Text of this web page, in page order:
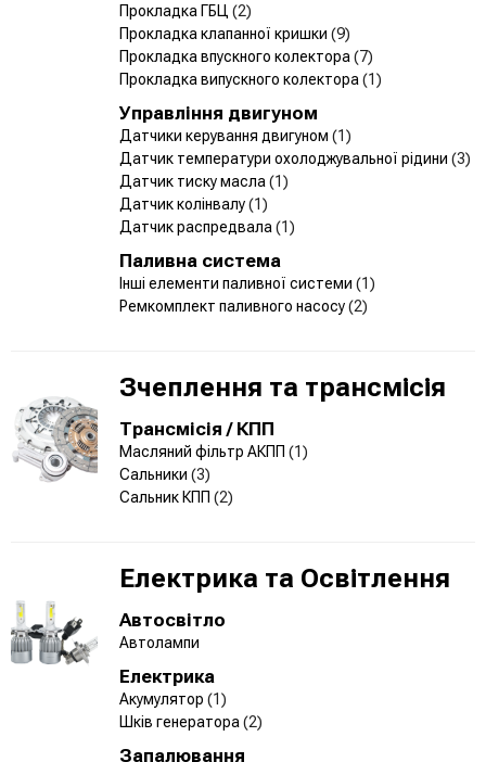
Прокладка ГБЦ (2)
Прокладка клапанної кришки (9)
Прокладка впускного колектора (7)
Прокладка випускного колектора (1)
Управління двигуном
Датчики керування двигуном (1)
Датчик температури охолоджувальної рідини (3)
Датчик тиску масла (1)
Датчик колінвалу(1)
Датчик распредвала (1)
Паливна система
Інші елементи паливної системи (1)
Ремкомплект паливного насосу(2)
Зчеплення та трансмісія
Трансмісія / КПП
Масляний фільтр АКПП (1)
Сальники (3)
Сальник КПП (2)
Електрика та Освітлення
Автосвітло
Автолампи
Електрика
Акумулятор (1)
Шків генератора (2)
Запалювання